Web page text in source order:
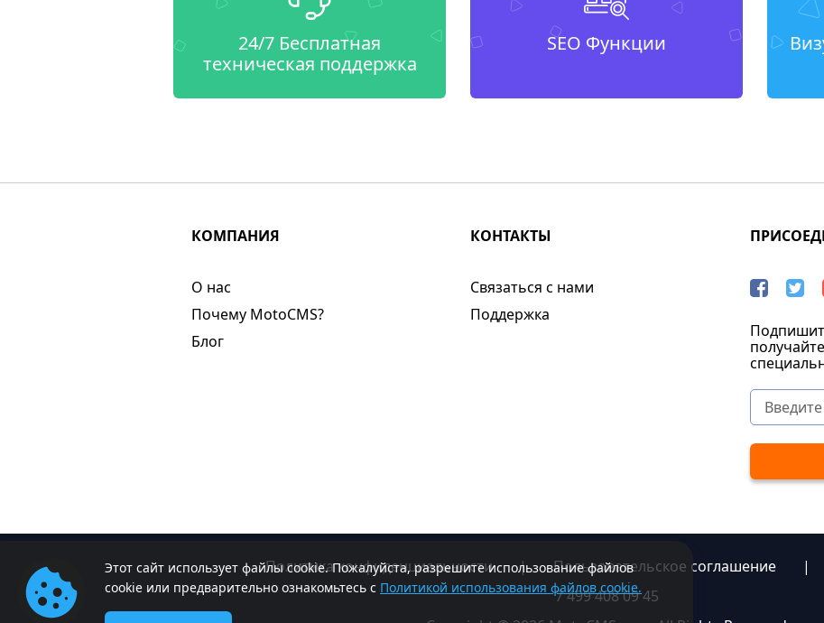
24/7 Бесплатная
техническая поддержка
SEO Функции
Этот сайт использует файлы cookie. Пожалуйста, разрешите использование файлов
cookie или предварительно ознакомьтесь с Политикой использования файлов cookie.
КОМПАНИЯ
О нас​
Почему MotoCMS?
Блог
КОНТАКТЫ
Связаться с нами
Поддержка
Политика конфиденциальности | Пользовательское соглашение |
7 499 408 09 45